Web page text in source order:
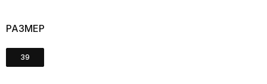
РАЗМЕР
39